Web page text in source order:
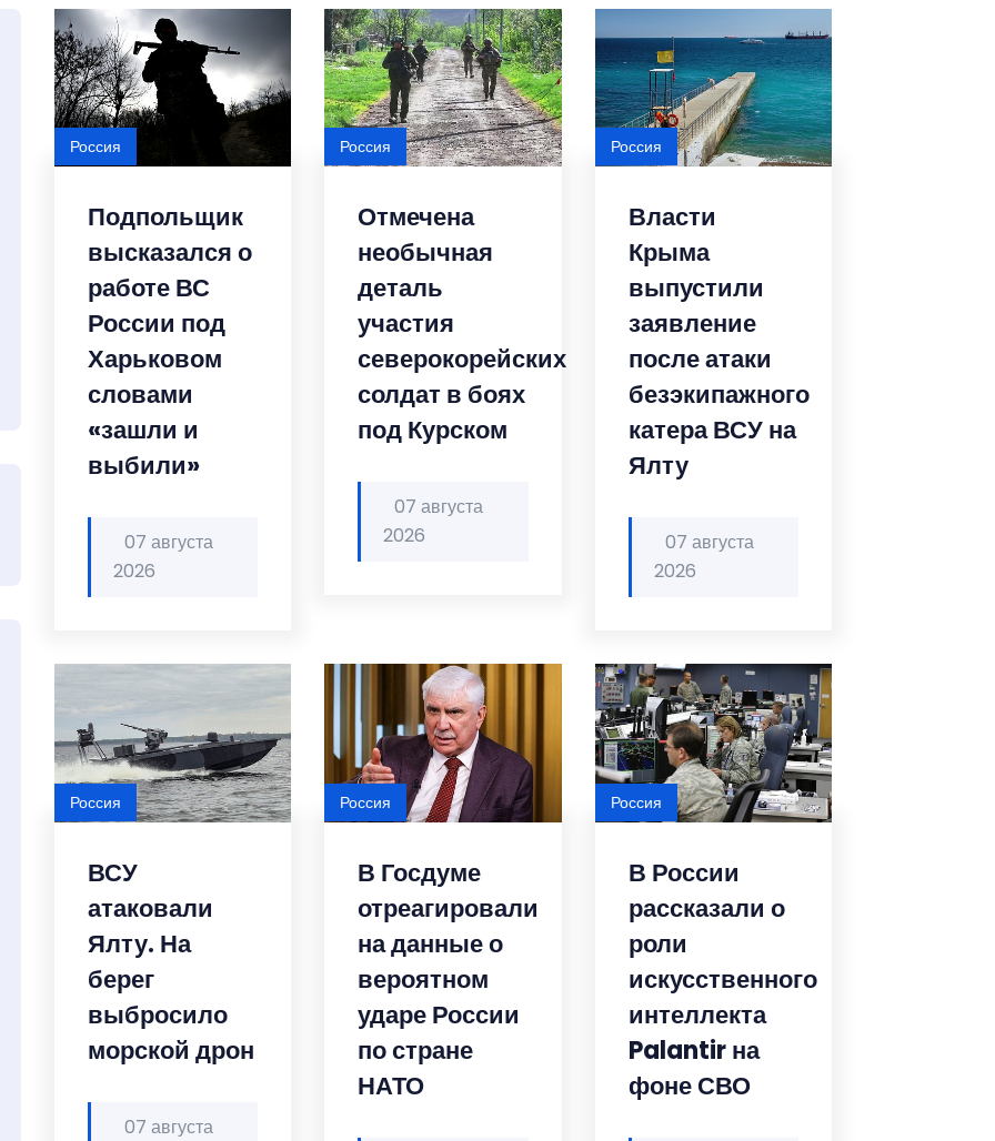
Подпольщик
высказался о
работе ВС
России под
Харьковом
словами
«зашли и
выбили»
07 августа
2026
Россия
Отмечена
необычная
деталь
участия
северокорейских
солдат в боях
под Курском
07 августа
2026
Россия
Власти
Крыма
выпустили
заявление
после атаки
безэкипажного
катера ВСУ на
Ялту
07 августа
2026
Россия
ВСУ
атаковали
Ялту. На
берег
выбросило
морской дрон
07 августа
Россия
В Госдуме
отреагировали
на данные о
вероятном
ударе России
по стране
НАТО
Россия
В России
рассказали о
роли
искусственного
интеллекта
Palantir на
фоне СВО
Россия